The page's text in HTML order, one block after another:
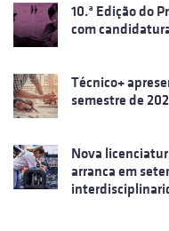
10.ª Edição do
com
Técnico+
semestre de
Nova
arranca em